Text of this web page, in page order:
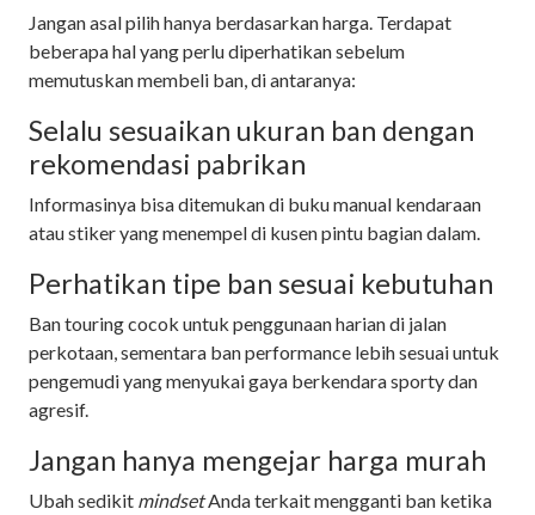
Jangan asal pilih hanya berdasarkan harga. Terdapat
beberapa hal yang perlu diperhatikan sebelum
memutuskan membeli ban, di antaranya:
Selalu sesuaikan ukuran ban dengan
rekomendasi pabrikan
Informasinya bisa ditemukan di buku manual kendaraan
atau stiker yang menempel di kusen pintu bagian dalam.
Perhatikan tipe ban sesuai kebutuhan
Ban touring cocok untuk penggunaan harian di jalan
perkotaan, sementara ban performance lebih sesuai untuk
pengemudi yang menyukai gaya berkendara sporty dan
agresif.
Jangan hanya mengejar harga murah
Ubah sedikit mindsetAnda terkait mengganti ban ketika